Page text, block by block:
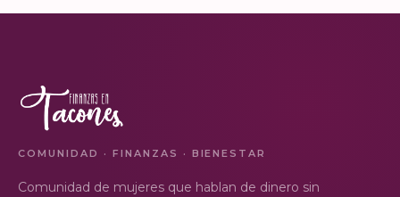
COMUNIDAD · FINANZAS · BIENESTAR
Comunidad de mujeres que hablan de dinero sin